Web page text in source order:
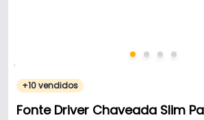
+10 vendidos
Fonte Driver Chaveada Slim